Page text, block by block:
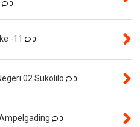
0
-11 0
02 Sukolilo 0
0